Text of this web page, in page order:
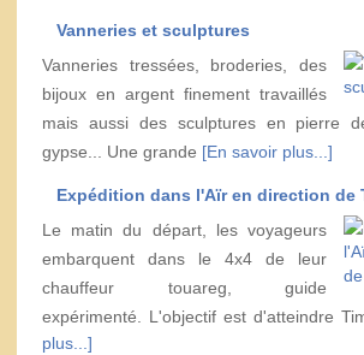
Vanneries et sculptures
Vanneries tressées, broderies, des
bijoux en argent finement travaillés
mais aussi des sculptures en pierre
gypse... Une grande [En savoir plus...]
Expédition dans l'Aïr en direction de
Le matin du départ, les voyageurs
embarquent dans le 4x4 de leur
chauffeur touareg, guide
expérimenté. L'objectif est d'atteindre
plus...]